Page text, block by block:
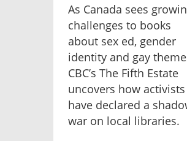
As Canada sees
challenges to books
about sex ed, gender
identity and gay
CBC’s The Fifth Estate
uncovers how activists
have declared a
war on local libraries.